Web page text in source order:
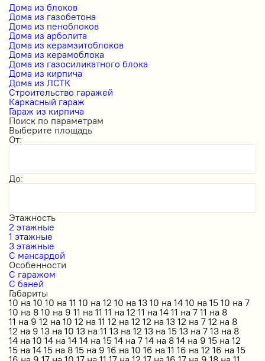
Дома из блоков
Дома из газобетона
Дома из пеноблоков
Дома из арболита
Дома из керамзитоблоков
Дома из керамоблока
Дома из газосиликатного блока
Дома из кирпича
Дома из ЛСТК
Строительство гаражей
Каркасный гараж
Гараж из кирпича
Поиск по параметрам
Выберите площадь
От:
До:
Этажность
2 этажные
1 этажные
3 этажные
С мансардой
Особенности
С гаражом
С баней
Габариты
10 на 10 10 на 11 10 на 12 10 на 13 10 на 14 10 на 15 10 на 7
10 на 8 10 на 9 11 на 11 11 на 12 11 на 14 11 на 7 11 на 8
11 на 9 12 на 10 12 на 11 12 на 12 12 на 13 12 на 7 12 на 8
12 на 9 13 на 10 13 на 11 13 на 12 13 на 15 13 на 7 13 на 8
14 на 10 14 на 14 14 на 15 14 на 7 14 на 8 14 на 9 15 на 12
15 на 14 15 на 8 15 на 9 16 на 10 16 на 11 16 на 12 16 на 15